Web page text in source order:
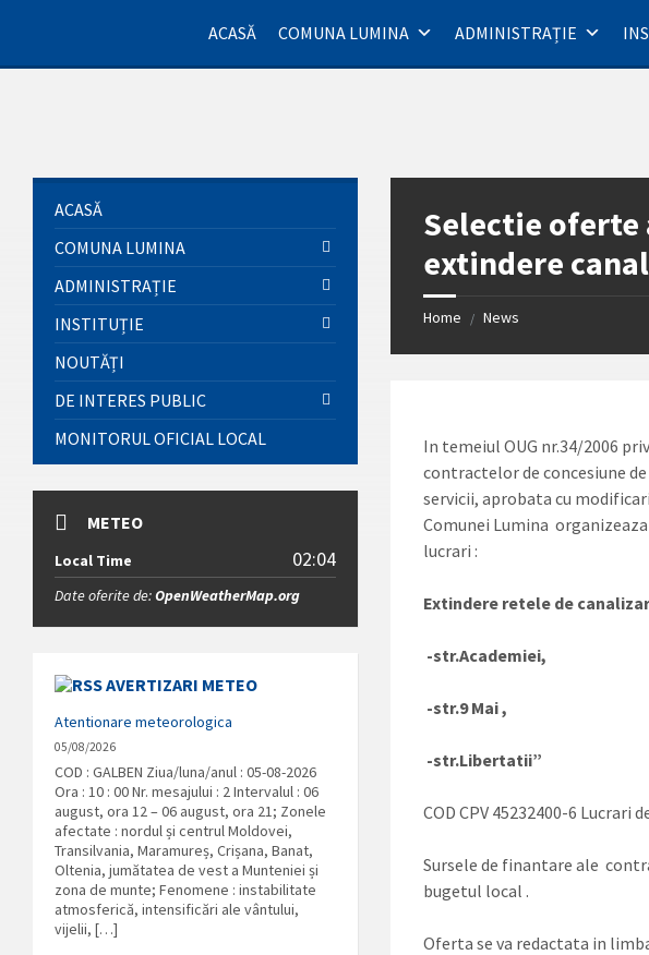
sidebar
sidebar
ACASĂ COMUNA LUMINA ADMINISTRAȚIE
Selectie
extindere
Home / News
In temeiul OUG nr.34/2006
contractelor de concesiune
servicii, aprobata cu
Comunei Lumina
lucrari :
Extindere retele de
-str.Academiei,
-str.9 Mai ,
-str.Libertatii”
COD CPV 45232400-6 Lucrari
Sursele de finantare ale
bugetul local .
Oferta se va redactata in
ACASĂ
COMUNA LUMINA
ADMINISTRAȚIE
INSTITUȚIE
NOUTĂȚI
DE INTERES PUBLIC
MONITORUL OFICIAL LOCAL
METEO
Local Time 02:04
Date oferite de:OpenWeatherMap.org
AVERTIZARI METEO
Atentionare meteorologica
05/08/2026
COD : GALBEN Ziua/luna/anul : 05-08-2026
Ora : 10 : 00 Nr. mesajului : 2 Intervalul : 06
august, ora 12 – 06 august, ora 21; Zonele
afectate : nordul și centrul Moldovei,
Transilvania, Maramureș, Crișana, Banat,
Oltenia, jumătatea de vest a Munteniei și
zona de munte; Fenomene : instabilitate
atmosferică, intensificări ale vântului,
vijelii, […]